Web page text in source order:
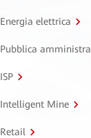
Energia elettrica
Pubblica
ISP
Intelligent Mine
Retail